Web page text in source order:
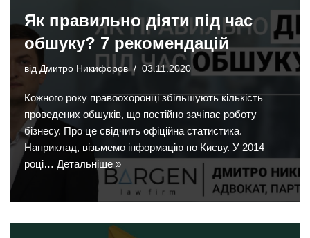
Як правильно діяти під час
обшуку? 7 рекомендацій
від Дмитро Никифоров 03.11.2020
Кожного року правоохоронці збільшують кількість
проведених обшуків, що постійно зачіпає роботу
бізнесу. Про це свідчить офіційна статистика.
Наприклад, візьмемо інформацію по Києву. У 2014
році… Детальніше »